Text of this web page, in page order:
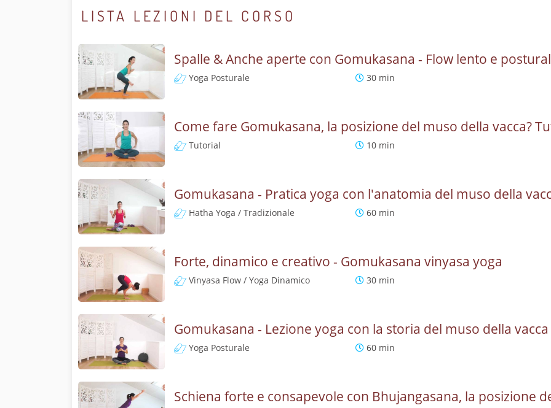
LISTA LEZIONI DEL CORSO
Spalle & Anche aperte con Gomukasana - Flow lento e
Yoga Posturale 30 min
Come fare Gomukasana, la posizione del muso della vacca?
Tutorial 10 min
Gomukasana - Pratica yoga con l'anatomia del muso della
Hatha Yoga / Tradizionale 60 min
Forte, dinamico e creativo - Gomukasana vinyasa yoga
Vinyasa Flow / Yoga Dinamico 30 min
Gomukasana - Lezione yoga con la storia del muso della vacca
Yoga Posturale 60 min
Schiena forte e consapevole con Bhujangasana, la posizione